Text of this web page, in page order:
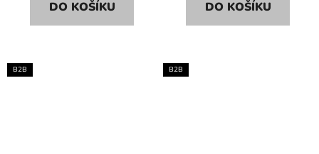
DO KOŠÍKU DO KOŠÍKU
B2B B2B